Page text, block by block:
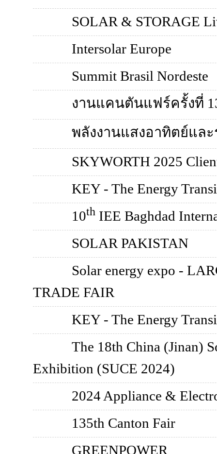
SOLAR & STORAGE
Intersolar Europe
Summit Brasil Nordeste
งานแคนตันแฟร์ครั้งที่
พลังงานแสงอาทิตย์แล
SKYWORTH 2025
KEY - The Energy
10th IEE Baghdad
SOLAR PAKISTAN
Solar energy expo -
TRADE FAIR
KEY - The Energy
The 18th China (Jinan)
Exhibition (SUCE 2024)
2024 Appliance &
135th Canton Fair
GREENPOWER